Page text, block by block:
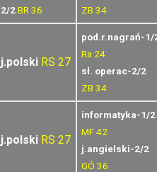
2/2BR 36
ZB 34
j.polski RS 27
pod.r.nagrań-1/
Ra 24
sł. operac-2/2
ZB 34
j.polski RS 27
informatyka-1/2
MF42
j.angielski-2/2
GÓ 36